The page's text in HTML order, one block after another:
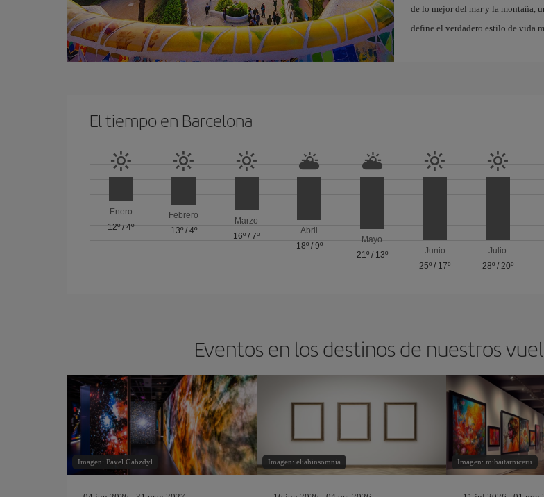
de lo mejor del mar y la montaña,
define el verdadero estilo de vida
El tiempo en Barcelona
Enero
12º/4º
Febrero
13º/ 4º
Marzo
16º /7º
Abril
18º/ 9º
Mayo
21º/ 13º
Junio
25º / 17º
Julio
28º/ 20º
Eventos en los destinos de nuestros
Imagen: Pavel Gabzdyl Imagen: eliahinsomnia Imagen: mihaitarniceru